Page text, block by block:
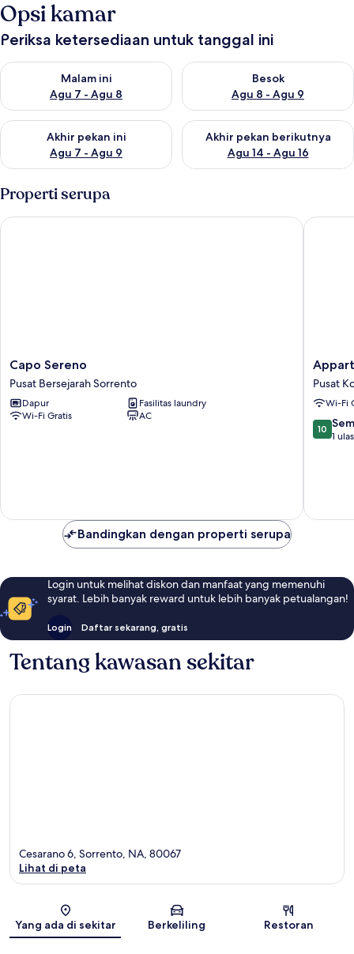
Opsi kamar
Periksa ketersediaan untuk tanggal ini
Malam ini
Agu 7 - Agu 8
Periksa ketersediaan untuk malam ini Agu 7 - Agu 8
Besok
Agu 8 - Agu 9
Periksa ketersediaan untuk
Akhir pekan ini
Agu 7 - Agu 9
Periksa ketersediaan untuk akhir pekan ini Agu 7 - Agu 9
Akhir pekan berikutnya
Agu 14 - Agu 16
Periksa ketersediaan untuk
Properti serupa
Capo
Sereno
Pusat
Bersejarah
Sorrento
Capo Sereno
Pusat Bersejarah Sorrento
Dapur
Fasilitas laundry
Wi-Fi Gratis
AC
Capo Sereno
Domus
Felix
Pusat
Kota
Pusat
Wi-Fi
10.0
dari
10
1
Bandingkan dengan properti serupa
Login untuk melihat diskon dan manfaat yang memenuhi
syarat. Lebih banyak reward untuk lebih banyak petualangan!
Login Daftar sekarang, gratis
Tentang kawasan sekitar
Peta
Cesarano 6, Sorrento, NA, 80067
Lihat di peta
Yang ada di sekitar Berkeliling Restoran